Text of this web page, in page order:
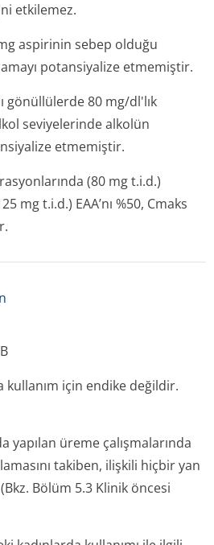
etkilemez.
aspirinin sebep olduğu
potansiyalize etmemiştir.
gönüllülerde 80 mg/dl'lık
seviyelerinde alkolün
etmemiştir.
(80 mg t.i.d.)
mg t.i.d.) EAA’nı %50, Cmaks
kullanım için endike değildir.
yapılan üreme çalışmalarında
takiben, ilişkili hiçbir yan
Bölüm 5.3 Klinik öncesi